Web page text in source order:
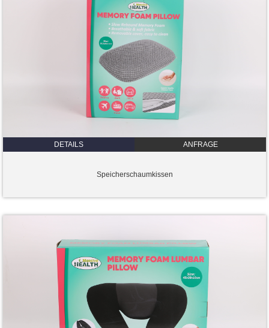
DETAILS ANFRAGE
Speicherschaumkissen